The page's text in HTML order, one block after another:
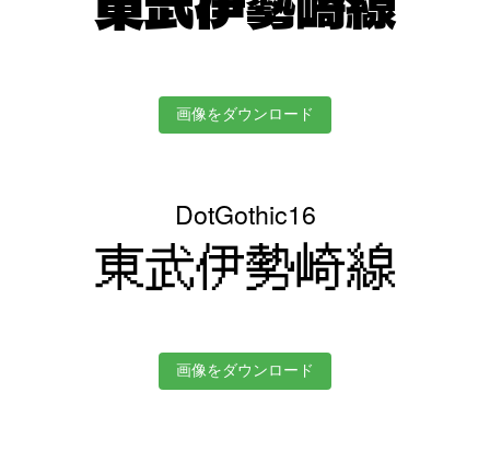
画像をダウンロード
DotGothic16
東武伊勢崎線
画像をダウンロード